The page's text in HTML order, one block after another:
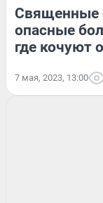
Священные
опасные
где кочуют
7 мая, 2023, 13:00